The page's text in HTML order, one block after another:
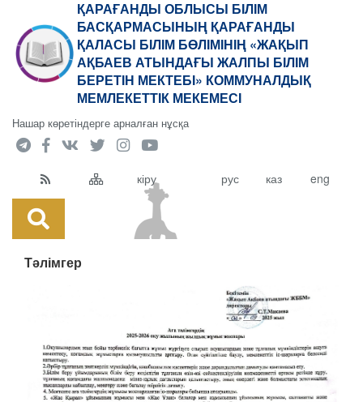
ҚАРАҒАНДЫ ОБЛЫСЫ БІЛІМ
БАСҚАРМАСЫНЫҢ ҚАРАҒАНДЫ
ҚАЛАСЫ БІЛІМ БӨЛІМІНІҢ «ЖАҚЫП
АҚБАЕВ АТЫНДАҒЫ ЖАЛПЫ БІЛІМ
БЕРЕТІН МЕКТЕБІ» КОММУНАЛДЫҚ
МЕМЛЕКЕТТІК МЕКЕМЕСІ
Нашар көретіндерге арналған нұсқа
кіру рус каз eng
Тәлімгер